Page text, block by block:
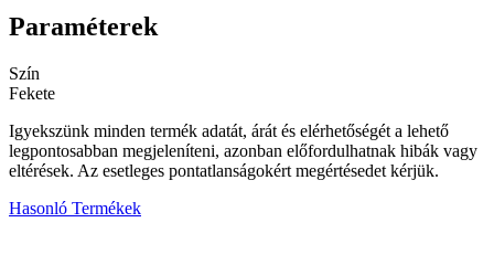
Paraméterek
Szín
Fekete
Igyekszünk minden termék adatát, árát és elérhetőségét a lehető
legpontosabban megjeleníteni, azonban előfordulhatnak hibák vagy
eltérések. Az esetleges pontatlanságokért megértésedet kérjük.
Hasonló Termékek